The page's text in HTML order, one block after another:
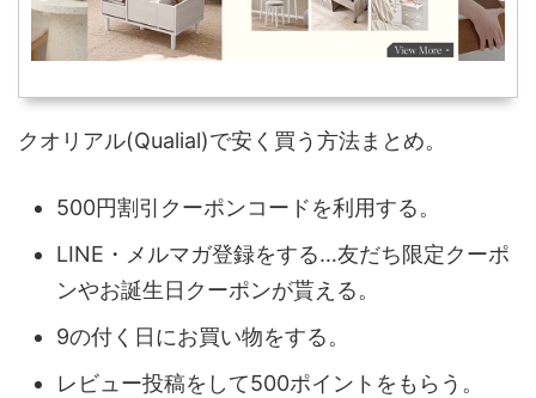
クオリアル(Qualial)で安く買う方法まとめ。
500円割引クーポンコードを利用する。
LINE・メルマガ登録をする…友だち限定クーポ
ンやお誕生日クーポンが貰える。
9の付く日にお買い物をする。
レビュー投稿をして500ポイントをもらう。